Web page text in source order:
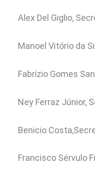
Alex Del Giglio,
Manoel Vitório da
Fabrízio Gomes
Ney Ferraz Júnior,
Benicio
Francisco Sérvulo